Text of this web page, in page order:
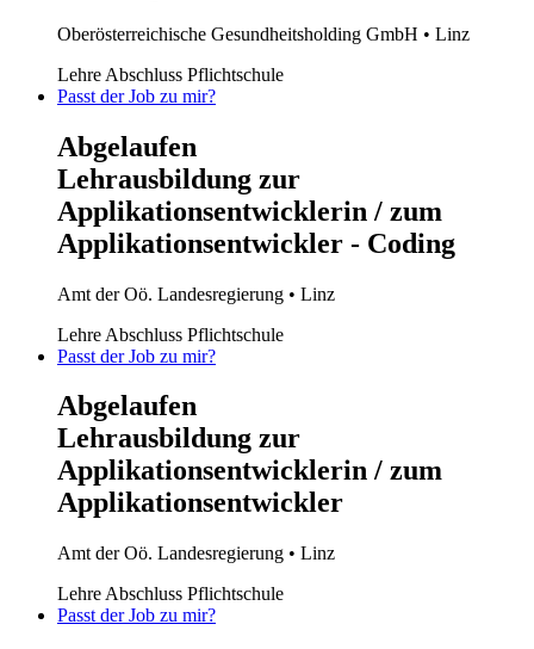
Oberösterreichische Gesundheitsholding GmbH • Linz
Lehre Abschluss Pflichtschule
Passt der Job zu mir?
Abgelaufen
Lehrausbildung zur
Applikationsentwicklerin / zum
Applikationsentwickler - Coding
Amt der Oö. Landesregierung • Linz
Lehre Abschluss Pflichtschule
Passt der Job zu mir?
Abgelaufen
Lehrausbildung zur
Applikationsentwicklerin / zum
Applikationsentwickler
Amt der Oö. Landesregierung • Linz
Lehre Abschluss Pflichtschule
Passt der Job zu mir?